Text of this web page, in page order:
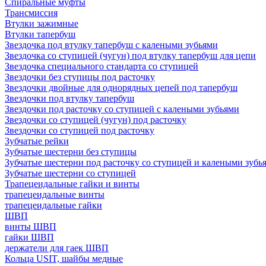
Спиральные муфты
Трансмиссия
Втулки зажимные
Втулки тапербуш
Звездочка под втулку тапербуш c калеными зубьями
Звездочка со ступицей (чугун) под втулку тапербуш для цепи
Звездочка специального стандарта со ступицей
Звездочки без ступицы под расточку
Звездочки двойные для однорядных цепей под тапербуш
Звездочки под втулку тапербуш
Звездочки под расточку со ступицей с калеными зубьями
Звездочки со ступицей (чугун) под расточку
Звездочки со ступицей под расточку
Зубчатые рейки
Зубчатые шестерни без ступицы
Зубчатые шестерни под расточку со ступицей и калеными
Зубчатые шестерни со ступицей
Трапецеидальные гайки и винты
трапецеидальные винты
трапецеидальные гайки
ШВП
винты ШВП
гайки ШВП
держатели для гаек ШВП
Кольца USIT, шайбы медные